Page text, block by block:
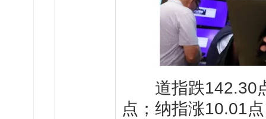
道指跌142.30点
点；纳指涨10.01